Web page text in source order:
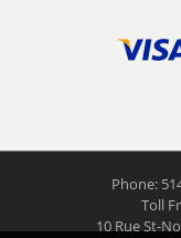
Phone:
Toll
10 Rue St-